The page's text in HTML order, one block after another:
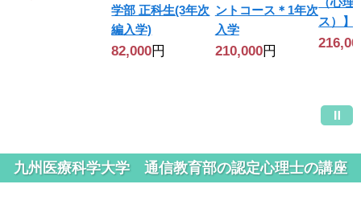
学部 正科生(3年次
編入学)
82,000円
ントコース＊1年次
入学
210,000円
ス）】
九州医療科学大学 通信教育部の認定心理士の講座